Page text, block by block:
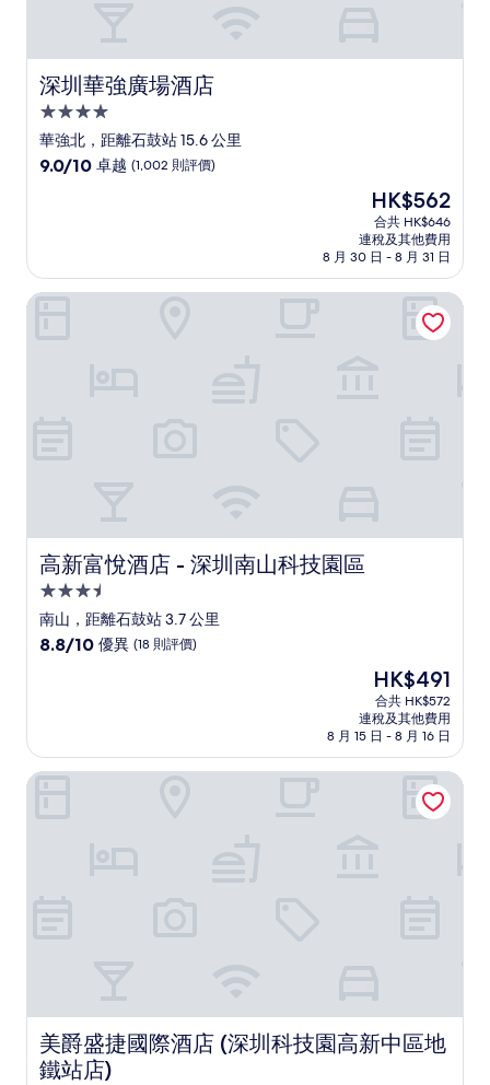
深圳華強廣場酒店
深圳華強廣場酒店
4.0
星
級
華強北，距離石鼓站 15.6 公里
9.0
分)，
卓
9.0/10 卓越 (1,002 則評價)
現
售
HK$562
HK$562
合共 HK$646
連稅及其他費用
8 月 30 日 - 8 月 31 日
高新富悅酒店 - 深圳南山科技園區
高新富悅酒店 - 深圳南山科技園區
3.5
星
級
南山，距離石鼓站 3.7 公里
8.8
分)，
優
8.8/10 優異 (18 則評價)
現
售
HK$491
HK$491
合共 HK$572
連稅及其他費用
8 月 15 日 - 8 月 16 日
高新富悅酒店 - 深圳南山科技園區
美爵盛捷國際酒店 (深圳科技園高新中區地
鐵站店)
美爵盛捷國際酒店 (深圳科技園高新中區地鐵站店)
美爵盛捷國際酒店 (深圳科技園高新中區地鐵站店)